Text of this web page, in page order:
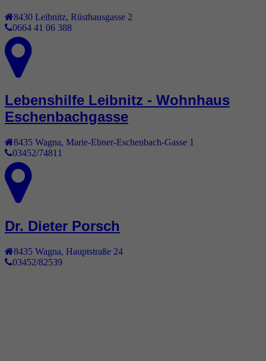
8430 Leibnitz Rüsthausgasse 2
0664 41 06 388
Lebenshilfe Leibnitz - Wohnhaus
Eschenbachgasse
8435 Wagna, Marie-Ebner-Eschenbach-Gasse 1
03452/74811
Dr. Dieter Porsch
8435 Wagna Hauptstraße 24
03452/82539